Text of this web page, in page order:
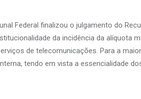
Federal finalizou o julgamento do
da incidência da alíquota
de telecomunicações. Para a
tendo em vista a essencialidade